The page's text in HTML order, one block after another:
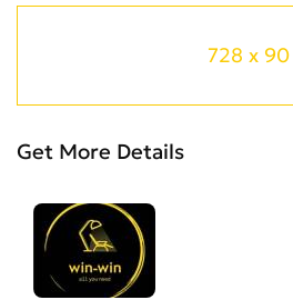
728 x 90
Get More Details